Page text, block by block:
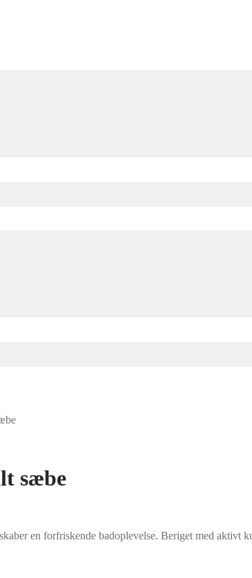
sæbe
en forfriskende badoplevelse. Beriget med aktivt